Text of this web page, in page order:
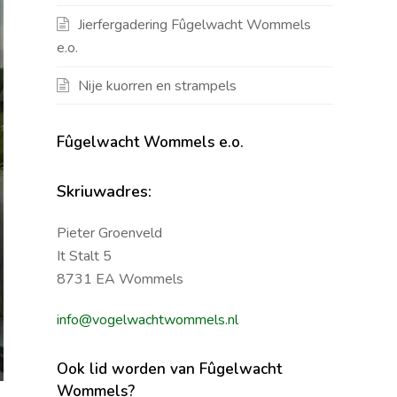
Jierfergadering Fûgelwacht Wommels
e.o.
Nije kuorren en strampels
Fûgelwacht Wommels e.o.
Skriuwadres:
Pieter Groenveld
It Stalt 5
8731 EA Wommels
info@vogelwachtwommels.nl
Ook lid worden van Fûgelwacht
Wommels?